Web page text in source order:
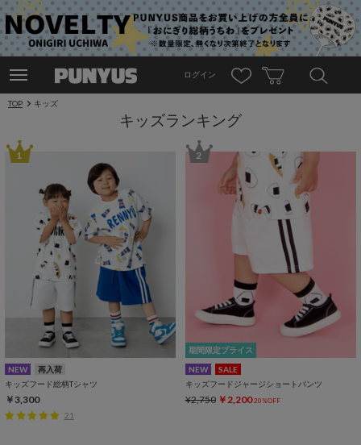
ログイン
TOP キッズ
キッズランキング
1
NEW
再入荷
キッズフード総柄Tシャツ
￥3,300
21
期間限定プライス
2
NEW
SALE
キッズフードジャージショートパンツ
¥2,750 ￥2,200 20%OFF